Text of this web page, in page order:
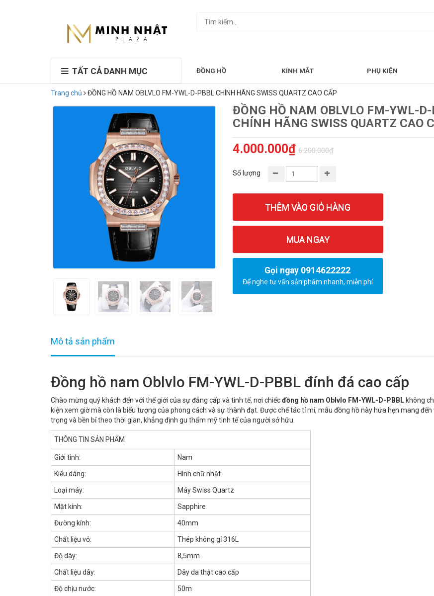
TẤT CẢ DANH MỤC ĐỒNG HỒ KÍNH MẮT PHỤ KIỆN
Trang chủ ĐỒNG HỒ NAM OBLVLO FM-YWL-D-PBBL CHÍNH HÃNG SWISS QUARTZ CAO CẤP
ĐỒNG HỒ NAM OBLVLO FM-YWL-
CHÍNH HÃNG SWISS QUARTZ CAO
4.000.000₫ 6.200.000₫
Số lượng
THÊM VÀO GIỎ HÀNG
MUA NGAY
Gọi ngay 0914622222
Để nghe tư vấn sản phẩm nhanh, miễn phí
Mô tả sản phẩm
Đồng hồ nam Oblvlo FM-YWL-D-PBBL đính đá cao cấp
Chào mừng quý khách đến với thế giới của sự đẳng cấp và tinh tế, nơi chiếcđồng hồ nam Oblvlo FM-YWL-D-PBBLkhông
kiện xem giờ mà còn là biểu tượng của phong cách và sự thành đạt. Được chế tác tỉ mỉ, mẫu đồng hồ này hứa hẹn mang đến
trọng và bền bỉ theo thời gian, khẳng định gu thẩm mỹ tinh tế của người sở hữu.
THÔNG TIN SẢN PHẨM
Giới tính: Nam
Kiểu dáng: Hình chữ nhật
Loại máy: Máy Swiss Quartz
Mặt kính: Sapphire
Đường kính: 40mm
Chất liệu vỏ: Thép không gỉ 316L
Độ dày: 8,5mm
Chất liệu dây: Dây da thật cao cấp
Độ chịu nước: 50m